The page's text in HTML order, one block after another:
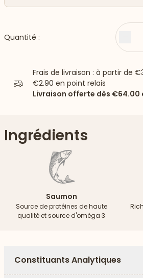
vers le bas
Quantité : Moins
Frais de livraison : à partir de
€2.90 en point relais
Livraison offerte dès €64.00
Ingrédients
Saumon
Source de protéines de haute
qualité et source d'oméga 3
Constituants Analytiques